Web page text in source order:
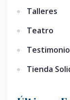
Talleres
Teatro
Tienda